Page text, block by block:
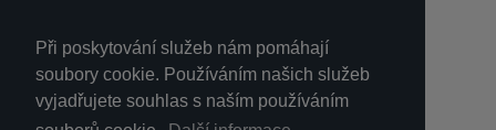
Při poskytování služeb nám pomáhají
soubory cookie. Používáním našich služeb
vyjadřujete souhlas s naším používáním